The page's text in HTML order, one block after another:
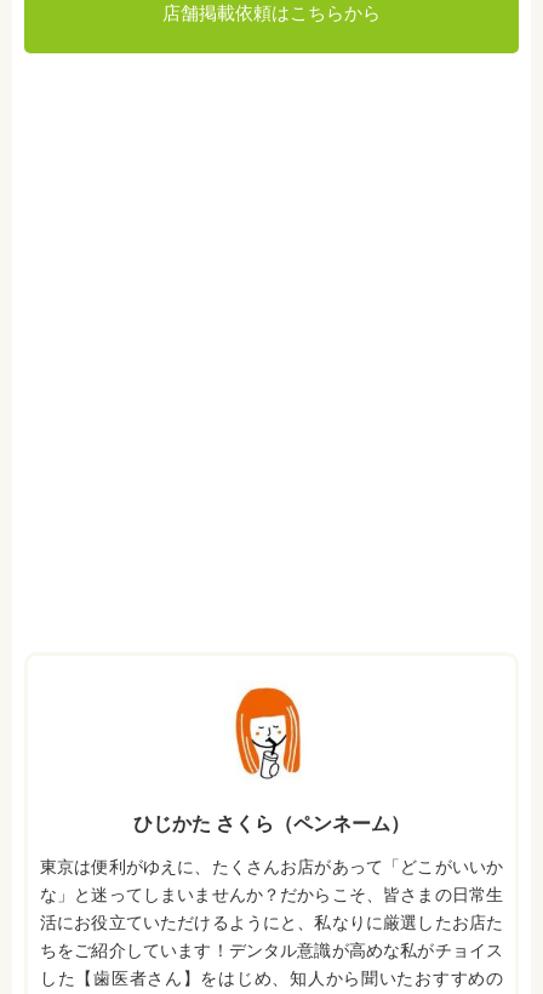
店舗掲載依頼はこちらから
ひじかた さくら（ペンネーム）
東京は便利がゆえに、たくさんお店があって「どこがいいか
な」と迷ってしまいませんか？だからこそ、皆さまの日常生
活にお役立ていただけるようにと、私なりに厳選したお店た
ちをご紹介しています！デンタル意識が高めな私がチョイス
した【歯医者さん】をはじめ、知人から聞いたおすすめの